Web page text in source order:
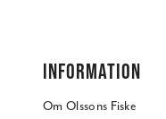
INFORMATION
Om Olssons Fiske